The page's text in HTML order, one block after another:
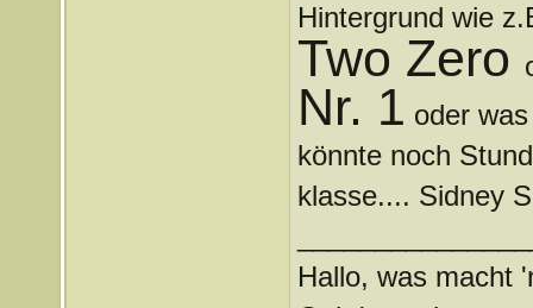
Hintergrund wie
Two Zero
Nr. 1 oder
könnte noch
klasse.... Sidney
Hallo, was macht